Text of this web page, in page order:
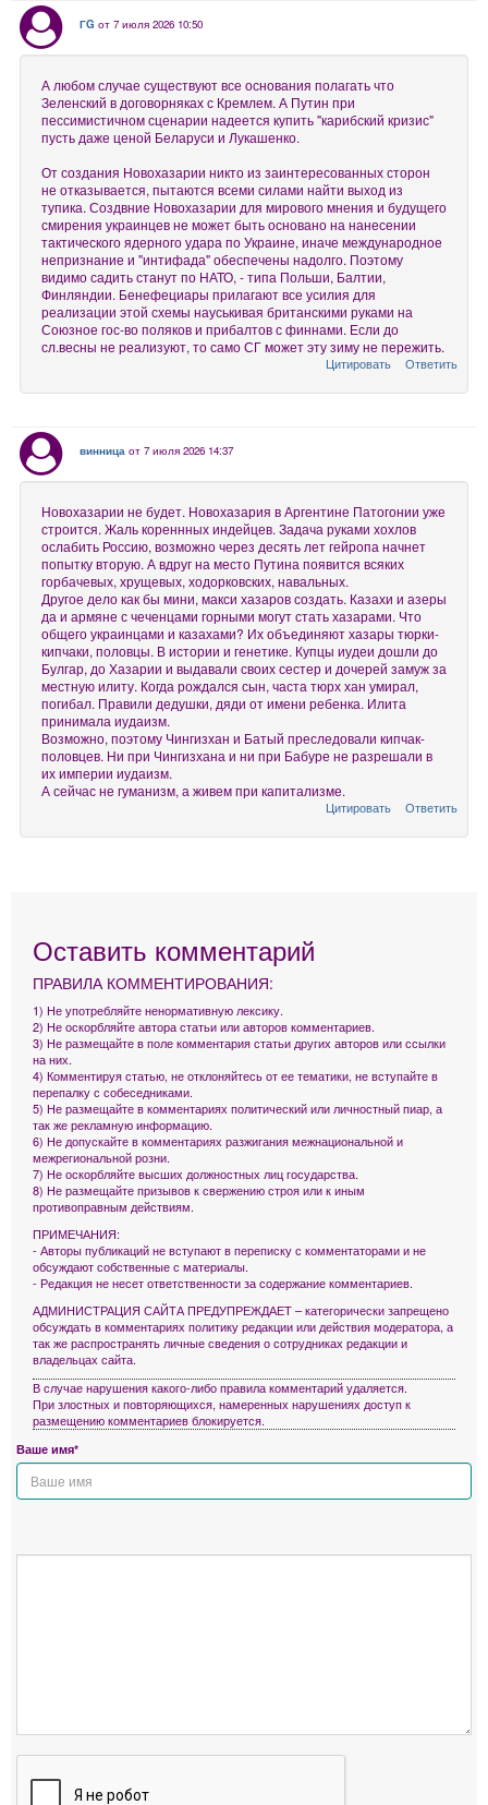
ГG от 7 июля 2026 10:50
А любом случае существуют все основания полагать что
Зеленский в договорняках с Кремлем. А Путин при
пессимистичном сценарии надеется купить "карибский кризис"
пусть даже ценой Беларуси и Лукашенко.
От создания Новохазарии никто из заинтересованных сторон
не отказывается, пытаются всеми силами найти выход из
тупика. Создвние Новохазарии для мирового мнения и будущего
смирения украинцев не может быть основано на нанесении
тактического ядерного удара по Украине, иначе международное
непризнание и "интифада" обеспечены надолго. Поэтому
видимо садить станут по НАТО, - типа Польши, Балтии,
Финляндии. Бенефециары прилагают все усилия для
реализации этой схемы науськивая британскими руками на
Союзное гос-во поляков и прибалтов с финнами. Если до
сл.весны не реализуют, то само СГ может эту зиму не пережить.
Цитировать Ответить
винница от 7 июля 2026 14:37
Новохазарии не будет. Новохазария в Аргентине Патогонии уже
строится. Жаль кореннных индейцев. Задача руками хохлов
ослабить Россию, возможно через десять лет гейропа начнет
попытку вторую. А вдруг на место Путина появится всяких
горбачевых, хрущевых, ходорковских, навальных.
Другое дело как бы мини, макси хазаров создать. Казахи и азеры
да и армяне с чеченцами горными могут стать хазарами. Что
общего украинцами и казахами? Их объединяют хазары тюрки-
кипчаки, половцы. В истории и генетике. Купцы иудеи дошли до
Булгар, до Хазарии и выдавали своих сестер и дочерей замуж за
местную илиту. Когда рождался сын, часта тюрх хан умирал,
погибал. Правили дедушки, дяди от имени ребенка. Илита
принимала иудаизм.
Возможно, поэтому Чингизхан и Батый преследовали кипчак-
половцев. Ни при Чингизхана и ни при Бабуре не разрешали в
их империи иудаизм.
А сейчас не гуманизм, а живем при капитализме.
Цитировать Ответить
Оставить комментарий
ПРАВИЛА КОММЕНТИРОВАНИЯ:
1) Не употребляйте ненормативную лексику.
2) Не оскорбляйте автора статьи или авторов комментариев.
3) Не размещайте в поле комментария статьи других авторов или ссылки
на них.
4) Комментируя статью, не отклоняйтесь от ее тематики, не вступайте в
перепалку с собеседниками.
5) Не размещайте в комментариях политический или личностный пиар, а
так же рекламную информацию.
6) Не допускайте в комментариях разжигания межнациональной и
межрегиональной розни.
7) Не оскорбляйте высших должностных лиц государства.
8) Не размещайте призывов к свержению строя или к иным
противоправным действиям.
ПРИМЕЧАНИЯ:
- Авторы публикаций не вступают в переписку с комментаторами и не
обсуждают собственные с материалы.
- Редакция не несет ответственности за содержание комментариев.
АДМИНИСТРАЦИЯ САЙТА ПРЕДУПРЕЖДАЕТ – категорически запрещено
обсуждать в комментариях политику редакции или действия модератора, а
так же распространять личные сведения о сотрудниках редакции и
владельцах сайта.
В случае нарушения какого-либо правила комментарий удаляется.
При злостных и повторяющихся, намеренных нарушениях доступ к
размещению комментариев блокируется.
Ваше имя*